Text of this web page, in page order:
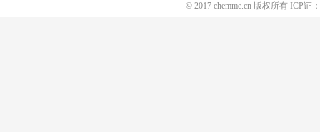
© 2017 chemme.cn 版权所有 ICP证：